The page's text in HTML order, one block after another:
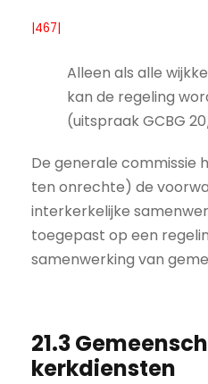
|467|
Alleen als alle
kan de regeling
(uitspraak GCBG
De generale commissie
ten onrechte) de
interkerkelijke
toegepast op een
samenwerking van
21.3
kerkdiensten